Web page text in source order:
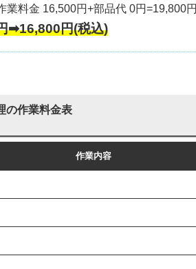
業料金 16,500円+部品代 0円=19,800円
➡16,800円(税込)
の作業料金表
作業内容